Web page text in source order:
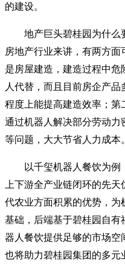
的建设。
地产巨头碧桂园为什么
房地产行业来讲，有两方
是房屋建造，建造过程中
人代替，而且目前房企产
程度上能提高建造效率；第
通过机器人解决部分劳动
等问题，大大节省人力成本。
以千玺机器人餐饮为
上下游全产业链闭环的先
代农业方面积累的优势，
基础，后端基于碧桂园自
器人餐饮提供足够的市场空
也将助力碧桂园集团的多元